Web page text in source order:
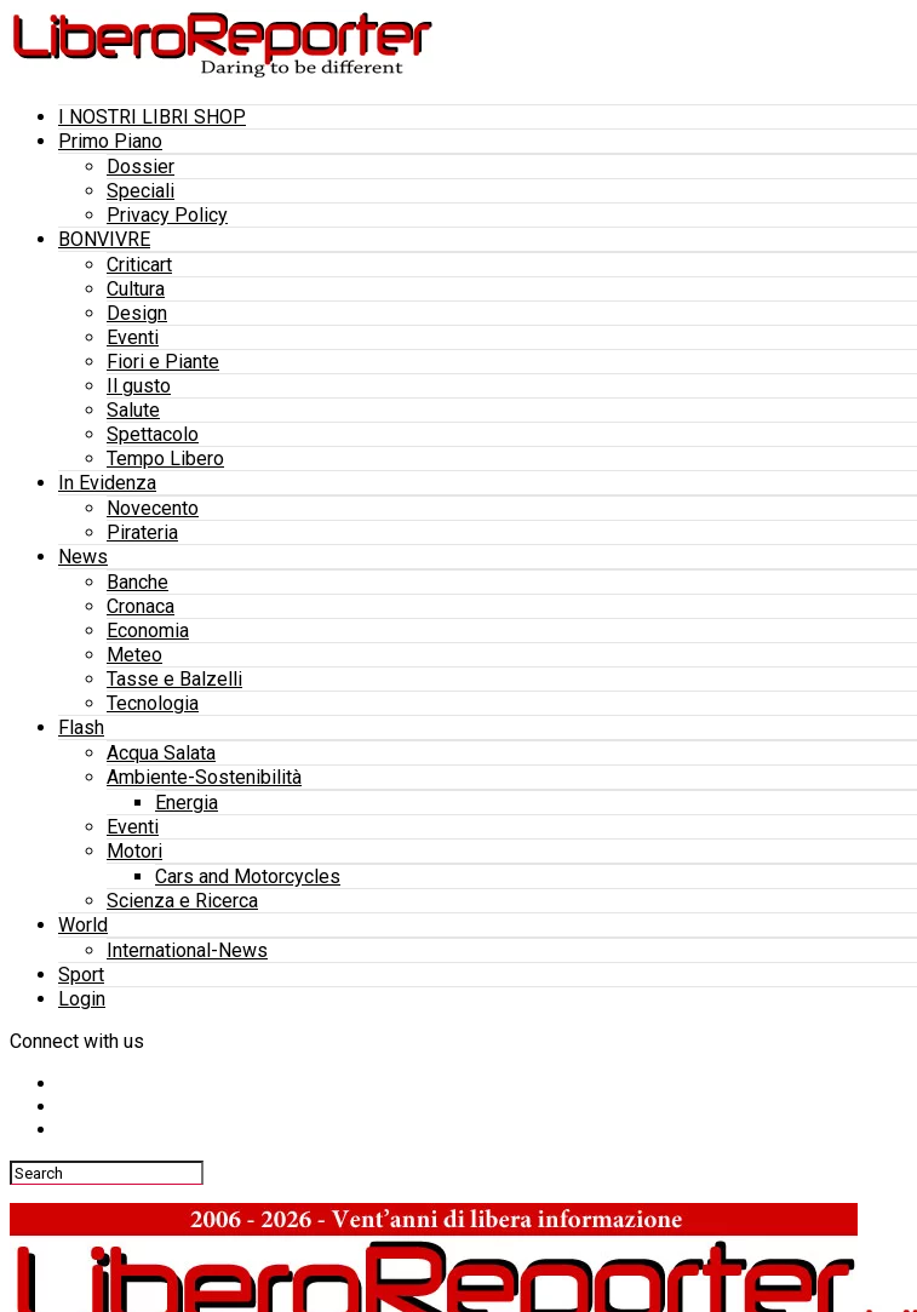
I NOSTRI LIBRI SHOP
Primo Piano
Dossier
Speciali
Privacy Policy
BONVIVRE
Criticart
Cultura
Design
Eventi
Fiori e Piante
Il gusto
Salute
Spettacolo
Tempo Libero
In Evidenza
Novecento
Pirateria
News
Banche
Cronaca
Economia
Meteo
Tasse e Balzelli
Tecnologia
Flash
Acqua Salata
Ambiente-Sostenibilità
Energia
Eventi
Motori
Cars and Motorcycles
Scienza e Ricerca
World
International-News
Sport
Login
Connect with us